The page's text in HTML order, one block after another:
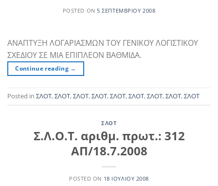
POSTED ON 5 ΣΕΠΤΕΜΒΡΊΟΥ 2008
ΑΝΑΠΤΥΞΗ ΛΟΓΑΡΙΑΣΜΩΝ ΤΟΥ ΓΕΝΙΚΟΥ ΛΟΓΙΣΤΙΚΟΥ
ΣΧΕΔΙΟΥ ΣΕ ΜΙΑ ΕΠΙΠΛΕΟΝ ΒΑΘΜΙΔΑ.
Continue reading →
Posted in ΣΛΟΤ,ΣΛΟΤ,ΣΛΟΤ,ΣΛΟΤ,ΣΛΟΤ,ΣΛΟΤ,ΣΛΟΤ,ΣΛΟΤ,ΣΛΟΤ
ΣΛΟΤ
Σ.Λ.Ο.Τ. αριθμ. πρωτ.: 312
ΑΠ/18.7.2008
POSTED ON 18 ΙΟΥΛΊΟΥ 2008